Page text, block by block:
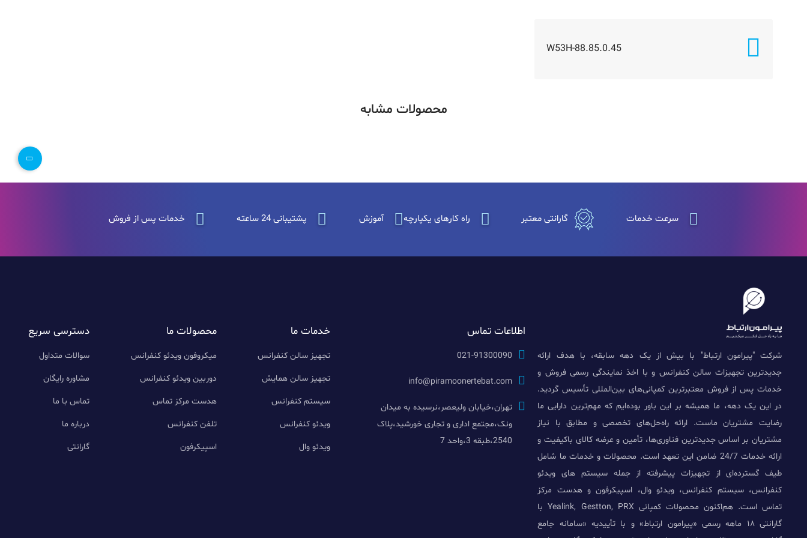
W53H-88.85.0.45
محصولات مشابه
سرعت خدمات گارانتی معتبر راه کارهای یکپارچه آموزش پشتیبانی 24 ساعته خدمات پس از فروش
شرکت "پیرامون ارتباط" با بیش از یک دهه سابقه، با هدف ارائه
جدیدترین تجهیزات سالن کنفرانس و با اخذ نمایندگی رسمی فروش و
خدمات پس از فروش معتبرترین کمپانی‌های بین‌المللی تأسیس گردید.
در این یک دهه، ما همیشه بر این باور بوده‌ایم که مهم‌ترین دارایی ما
رضایت مشتریان ماست. ارائه راه‌حل‌های تخصصی و مطابق با نیاز
مشتریان بر اساس جدیدترین فناوری‌ها، تأمین و عرضه کالای باکیفیت و
ارائه خدمات 24/7 ضامن این تعهد است. محصولات و خدمات ما شامل
طیف گسترده‌ای از تجهیزات پیشرفته از جمله سیستم های ویدئو
کنفرانس، سیستم کنفرانس، ویدئو وال، اسپیکرفون و هدست مرکز
تماس است. هم‌اکنون محصولات کمپانی Yealink, Gestton, PRX با
گارانتی ۱۸ ماهه رسمی «پیرامون ارتباط» و با تأییدیه «سامانه جامع
اطلاعات تماس
021-91300090
info@piramoonertebat.com
تهران،خیابان ولیعصر،نرسیده به میدان
ونک،مجتمع اداری و تجاری خورشید،پلاک
2540،طبقه 3،واحد 7
خدمات ما
تجهیز سالن کنفرانس
تجهیز سالن همایش
سیستم کنفرانس
ویدئو کنفرانس
ویدئو وال
محصولات ما
میکروفون ویدئو کنفرانس
دوربین ویدئو کنفرانس
هدست مرکز تماس
تلفن کنفرانس
اسپیکرفون
دسترسی سریع
سوالات متداول
مشاوره رایگان
تماس با ما
درباره ما
گارانتی